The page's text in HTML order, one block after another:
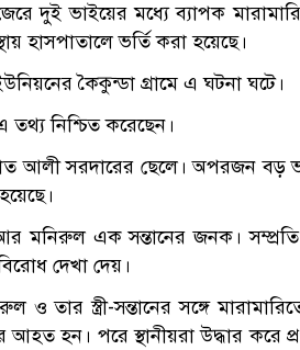
দুই ভাইয়ের মধ্যে ব্যাপক
হাসপাতালে ভর্তি করা হয়েছে।
কৈকুন্ডা গ্রামে এ ঘটনা ঘটে।
তথ্য নিশ্চিত করেছেন।
আলী সরদারের ছেলে। অপরজন বড়
মনিরুল এক সন্তানের জনক।
দেখা দেয়।
তার স্ত্রী-সন্তানের সঙ্গে
হন। পরে স্থানীয়রা উদ্ধার করে